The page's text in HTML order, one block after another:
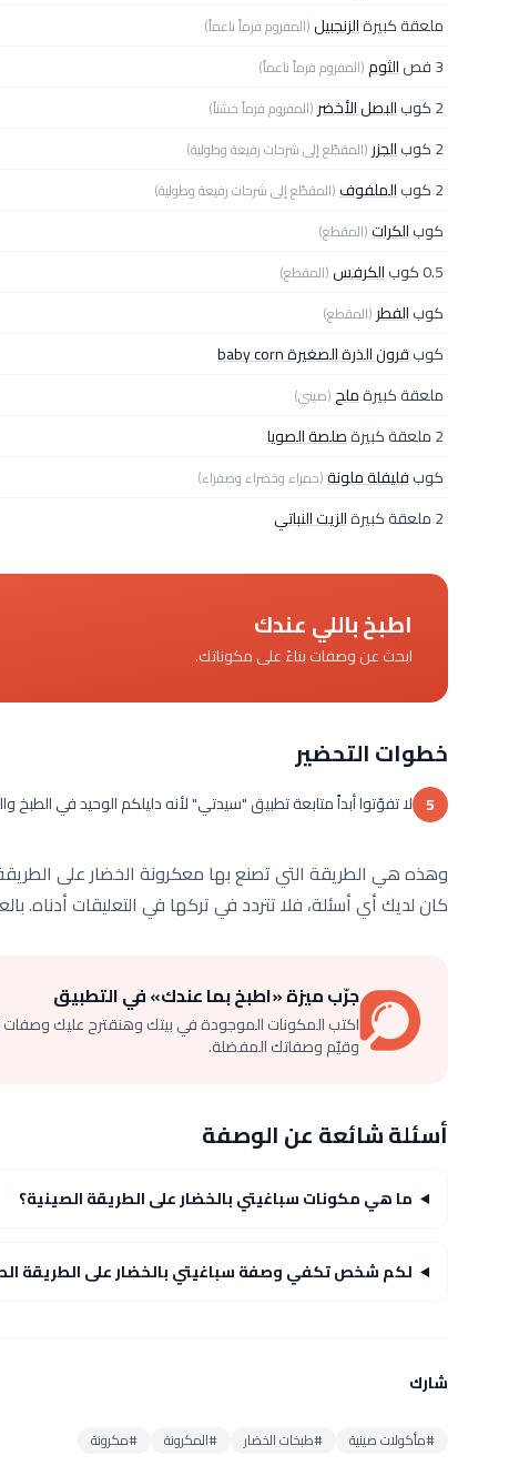
ملعقة كبيرةالزنجبيل(المفروم فرماً ناعماً)
3 فص الثوم(المفروم فرماً ناعماً)
2 كوب البصل الأخضر (المفروم فرماً خشناً)
2 كوب الجزر (المقطّع إلى شرحات رفيعة وطولية)
2 كوب الملفوف(المقطّع إلى شرحات رفيعة وطولية)
كوبالكرات(المقطع)
0.5 كوب الكرفس(المقطع)
كوبالفطر (المقطع)
كوبقرون الذرة الصغيرة baby corn
ملعقة كبيرةملح(صيني)
2 ملعقة كبيرة
صلصة الصويا
كوبفليفلة ملونة(حمراء وخضراء وصفراء)
2 ملعقة كبيرة الزيت النباتي
اطبخ باللي عندك
ابحث عن وصفات بناءً على مكوناتك.
خطوات التحضير
5 لا تفوّتوا أبداً متابعة تطبيق "سيدتي" لأنه دليلكم الوحيد في الطبخ
وهذه هي الطريقة التي تصنع بها معكرونة الخضار على
كان لديك أي أسئلة، فلا تتردد في تركها في التعليقات أدناه.
جرّب ميزة «اطبخ بما عندك» في التطبيق
اكتب المكونات الموجودة في بيتك وهنقترح عليك
وقيّم وصفاتك المفضلة.
أسئلة شائعة عن الوصفة
ما هي مكونات سباغيتي بالخضار على الطريقة الصينية؟
لكم شخص تكفي وصفة سباغيتي بالخضار على الطريقة
شارك
#مأكولات صينية #طبخات الخضار #المكرونة #مكرونة